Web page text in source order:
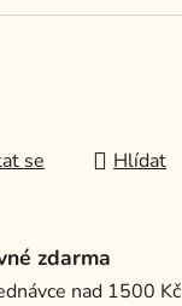
se Hlídat
zdarma
nad 1500 Kč